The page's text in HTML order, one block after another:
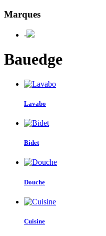
Marques
-
Bauedge
Lavabo
Bidet
Douche
Cuisine